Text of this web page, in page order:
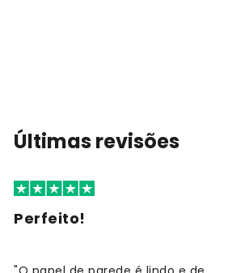
Últimas revisões
Perfeito!